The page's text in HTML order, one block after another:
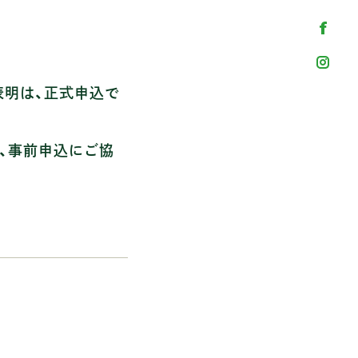
は、正式申込で
事前申込にご協